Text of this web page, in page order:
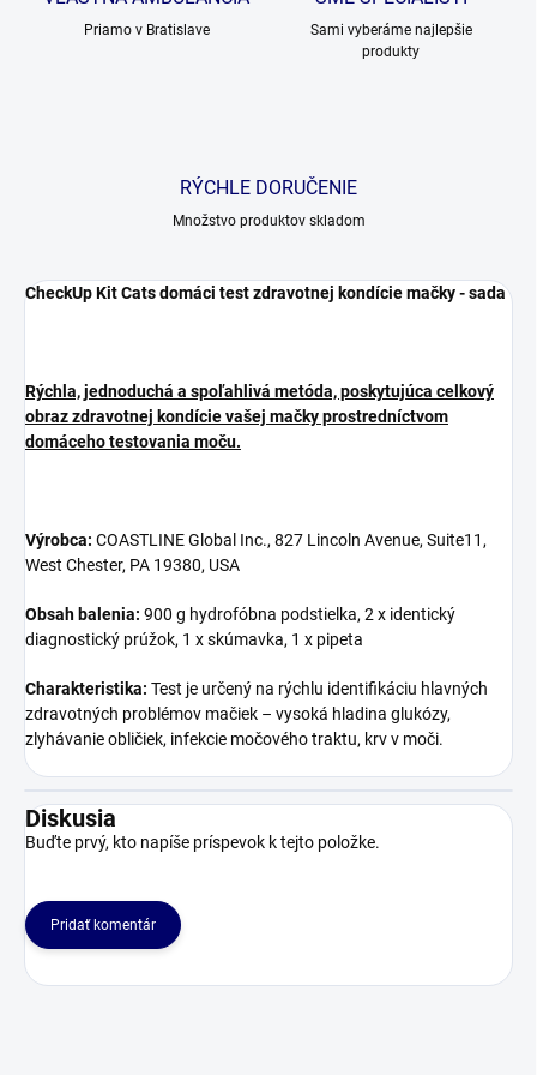
Priamo v Bratislave
Sami vyberáme najlepšie
produkty
RÝCHLE DORUČENIE
Množstvo produktov skladom
CheckUp Kit Cats domáci test zdravotnej kondície mačky - sada
Rýchla, jednoduchá a spoľahlivá metóda, poskytujúca celkový
obraz zdravotnej kondície vašej mačky prostredníctvom
domáceho testovania moču.
Výrobca: COASTLINE Global Inc., 827 Lincoln Avenue, Suite11,
West Chester, PA 19380, USA
Obsah balenia: 900 g hydrofóbna podstielka, 2 x identický
diagnostický prúžok, 1 x skúmavka, 1 x pipeta
Charakteristika: Test je určený na rýchlu identifikáciu hlavných
zdravotných problémov mačiek – vysoká hladina glukózy,
zlyhávanie obličiek, infekcie močového traktu, krv v moči.
Diskusia
Buďte prvý, kto napíše príspevok k tejto položke.
Pridať komentár